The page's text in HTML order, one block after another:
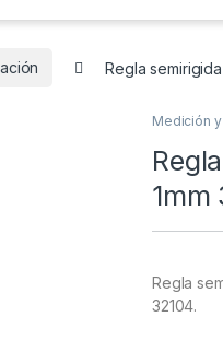
Regla
Medición
1mm
Regla
32104.